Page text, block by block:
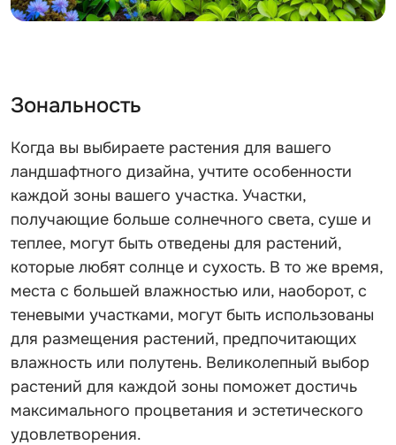
Зональность
Когда вы выбираете растения для вашего
ландшафтного дизайна, учтите особенности
каждой зоны вашего участка. Участки,
получающие больше солнечного света, суше и
теплее, могут быть отведены для растений,
которые любят солнце и сухость. В то же время,
места с большей влажностью или, наоборот, с
теневыми участками, могут быть использованы
для размещения растений, предпочитающих
влажность или полутень. Великолепный выбор
растений для каждой зоны поможет достичь
максимального процветания и эстетического
удовлетворения.